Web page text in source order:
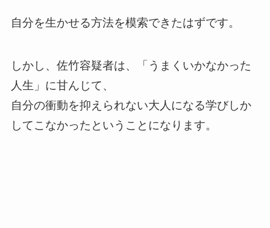
自分を生かせる方法を模索できたはずです。
しかし、佐竹容疑者は、「うまくいかなかった
人生」に甘んじて、
自分の衝動を抑えられない大人になる学びしか
してこなかったということになります。